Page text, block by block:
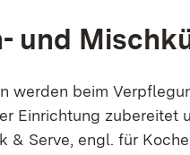
und
werden beim
Einrichtung zubereitet
& Serve, engl. für